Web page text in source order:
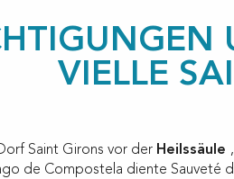
VIELLE
Saint Girons vor der Heilssäule
de Compostela diente Sauveté